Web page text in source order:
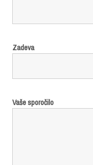
Zadeva
Vaše sporočilo